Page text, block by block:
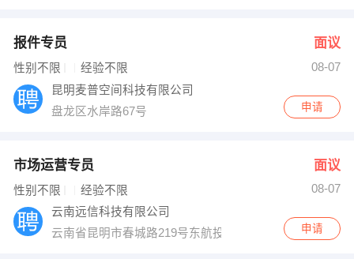
报件专员 面议
性别不限 经验不限
08-07
昆明麦普空间科技有限公司
盘龙区水岸路67号
申请
市场运营专员 面议
性别不限 经验不限
08-07
云南远信科技有限公司
云南省昆明市春城路219号东航投资大厦10楼
申请